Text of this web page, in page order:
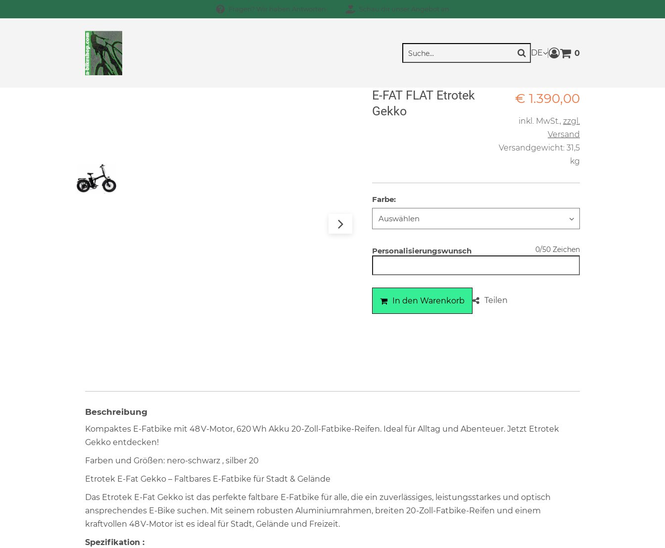
Fragen? Wir haben Antworten Schau dir unser Angebot an
DE
Warenkorb anzeigen. Sie
0
E-FAT FLAT Etrotek
Gekko
Verkaufspreis: €
€ 1.390,00
inkl. MwSt., zzgl.
Versand
Versandgewicht: 31,5
kg
Farbe:
Personalisierungswunsch 0/50 Zeichen
In den Warenkorb Teilen
Beschreibung
Kompaktes E-Fatbike mit 48 V-Motor, 620 Wh Akku 20-Zoll-Fatbike-Reifen. Ideal für Alltag und Abenteuer. Jetzt Etrotek
Gekko entdecken!
Farben und Größen: nero-schwarz , silber 20
Etrotek E-Fat Gekko – Faltbares E-Fatbike für Stadt & Gelände
Das Etrotek E-Fat Gekko ist das perfekte faltbare E-Fatbike für alle, die ein zuverlässiges, leistungsstarkes und optisch
ansprechendes E-Bike suchen. Mit seinem robusten Aluminiumrahmen, breiten 20-Zoll-Fatbike-Reifen und einem
kraftvollen 48 V-Motor ist es ideal für Stadt, Gelände und Freizeit.
Spezifikation :